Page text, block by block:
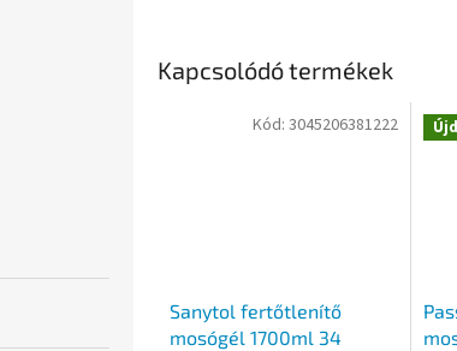
Kapcsolódó termékek
Sanytol fertőtlenítő
mosógél 1700ml 34
Kód: 3045206381222